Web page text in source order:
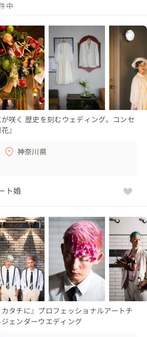
中
咲く 歴史を刻むウェディング。コンセ
』
神奈川県
ト婚
カタチに』プロフェッショナルアートチ
ェンダーウエディング